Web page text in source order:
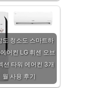
도 청소도 스마트하
어컨 LG 휘센 오브
션 타워 에어컨 3개
월 사용 후기